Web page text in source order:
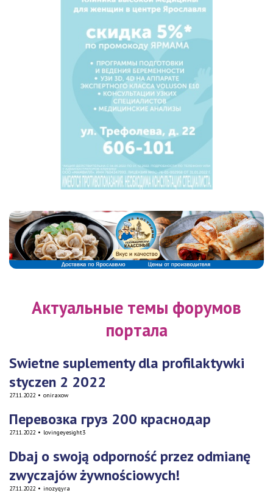
Актуальные темы форумов
портала
Swietne suplementy dla profilaktywki
styczen 2 2022
27.11.2022 • oniraxow
Перевозка груз 200 краснодар
27.11.2022 • lovingeyesight3
Dbaj o swoją odporność przez odmianę
zwyczajów żywnościowych!
27.11.2022 • inozyqyra